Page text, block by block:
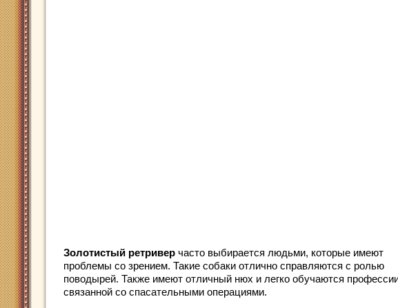
Золотистый ретривер часто выбирается людьми, которые имеют
проблемы со зрением. Такие собаки отлично справляются с ролью
поводырей. Также имеют отличный нюх и легко обучаются
связанной со спасательными операциями.